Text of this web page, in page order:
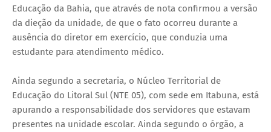
Educação da Bahia, que através de nota confirmou a versão
da dieção da unidade, de que o fato ocorreu durante a
ausência do diretor em exercício, que conduzia uma
estudante para atendimento médico.
Ainda segundo a secretaria, o Núcleo Territorial de
Educação do Litoral Sul (NTE 05), com sede em Itabuna, está
apurando a responsabilidade dos servidores que estavam
presentes na unidade escolar. Ainda segundo o órgão, a